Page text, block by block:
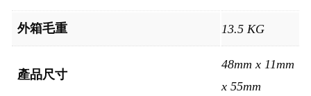
外箱毛重 13.5 KG
產品尺寸
48mm x 11mm
x 55mm